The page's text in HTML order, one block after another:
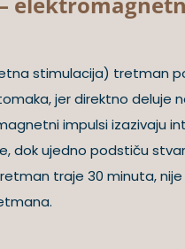
stimulacija) tretman
jer direktno deluje
impulsi izazivaju
dok ujedno podstiču
traje 30 minuta,